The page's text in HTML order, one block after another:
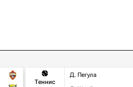
Теннис
Д. Пегула